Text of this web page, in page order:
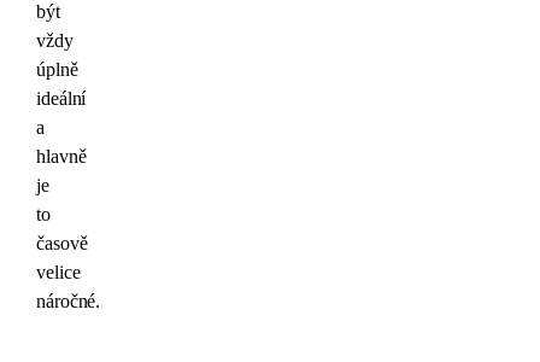
být
vždy
úplně
ideální
a
hlavně
je
to
časově
velice
náročné.